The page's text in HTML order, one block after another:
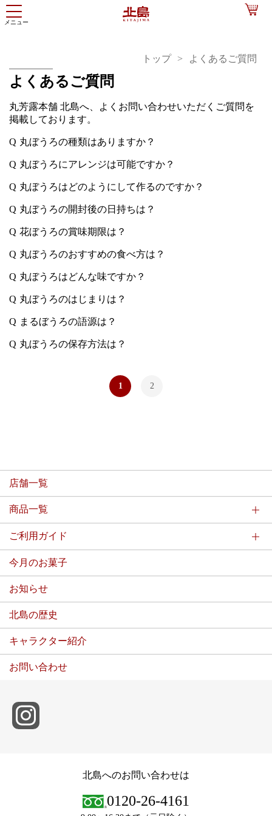
トップ よくあるご質問
よくあるご質問
丸芳露本舗 北島へ、よくお問い合わせいただくご質問を
掲載しております。
丸ぼうろの種類はありますか？
丸ぼうろにアレンジは可能ですか？
丸ぼうろはどのようにして作るのですか？
丸ぼうろの開封後の日持ちは？
花ぼうろの賞味期限は？
丸ぼうろのおすすめの食べ方は？
丸ぼうろはどんな味ですか？
丸ぼうろのはじまりは？
まるぼうろの語源は？
丸ぼうろの保存方法は？
1 2
店舗一覧
商品一覧
ご利用ガイド
今月のお菓子
お知らせ
北島の歴史
キャラクター紹介
お問い合わせ
北島へのお問い合わせは
0120-26-4161